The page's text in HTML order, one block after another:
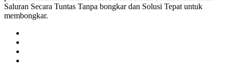
Saluran Secara Tuntas Tanpa bongkar dan Solusi Tepat untuk
membongkar.